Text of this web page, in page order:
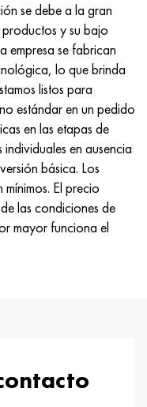
se debe a la gran
y su bajo
empresa se fabrican
lo que brinda
listos para
estándar en un pedido
en las etapas de
en ausencia
básica. Los
El precio
las condiciones de
mayor funciona el